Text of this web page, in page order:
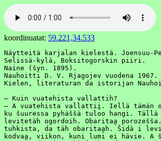
koordinuatat: 59.221,34.533
﻿Näytteitä karjalan kielestä. Joensuu-
Selissä-kylä, Boksitogorskin piiri.
Naine (šyn. 1895).
Nauhoitti D. V. Rjagojev vuodena 1967.
Kielen, literaturan da istorijan
– Kuin vuatehista vallattih?
– A vuatehista vallattii̯. Iellä tämän
ku šuuressa pyhäššä tuloo hangi.
levitetäh ogordoih. Obaritaa̯
tuhkista, da täh obaritaa̯h. Šidä i
kodvaa̯, viikon, kuni lumi ei hävie. A